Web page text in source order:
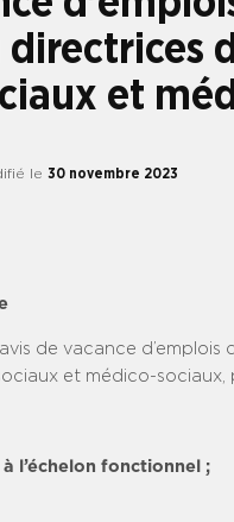
et
le 30 novembre 2023
de vacance
et médico-sociaux,
l’échelon fonctionnel ;